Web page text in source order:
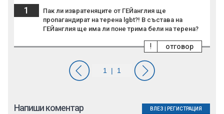
1
Пак ли извратеняците от ГЕЙанглия ще
пропагандират на терена lgbt?! В състава на
ГЕЙанглия ще има ли поне трима бели на терена?
отговор
!
Напиши коментар ВЛЕЗ РЕГИСТРАЦИЯ